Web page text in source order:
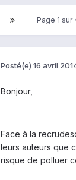
Page 1 sur
Posté(e) 16 avril
Bonjour,
Face à la
leurs auteurs que
risque de polluer